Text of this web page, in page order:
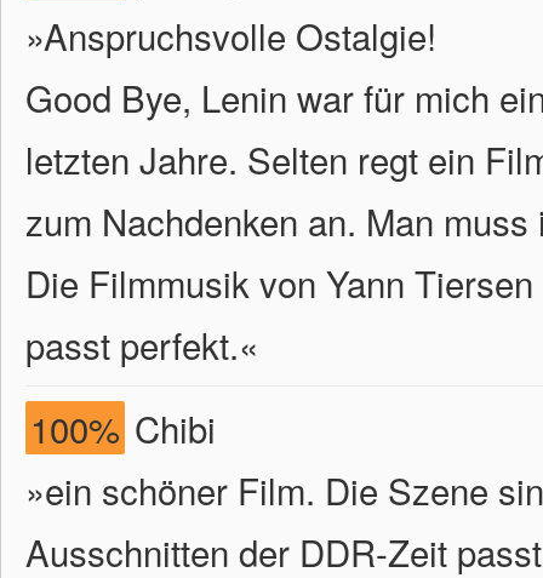
»Anspruchsvolle Ostalgie!
Good Bye, Lenin war für mich
letzten Jahre. Selten regt ein
zum Nachdenken an. Man muss
Die Filmmusik von Yann
passt perfekt.«
100% Chibi
»ein schöner Film. Die Szene
Ausschnitten der DDR-Zeit